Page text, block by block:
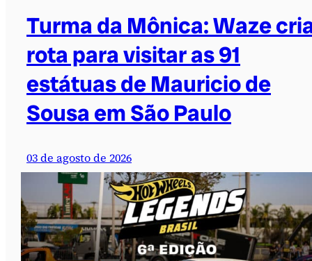
Turma da Mônica: Waze
rota para visitar as 91
estátuas de Mauricio de
Sousa em São Paulo
03 de agosto de 2026